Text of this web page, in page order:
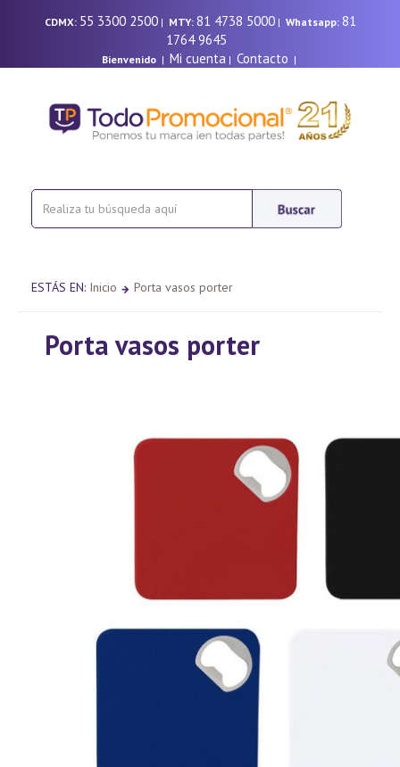
CDMX: 55 3300 2500| MTY: 81 4738 5000| Whatsapp: 81
1764 9645
Bienvenido| Mi cuenta | Contacto |
ESTÁS EN: Inicio Porta vasos porter
Porta vasos porter